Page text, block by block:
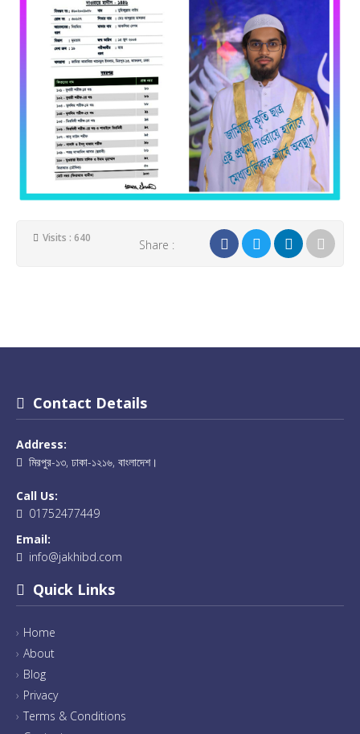
Visits : 640 Share :
Contact Details
Address:
মিরপুর-১৩, ঢাকা-১২১৬, বাংলাদেশ।
Call Us:
01752477449
Email:
info@jakhibd.com
Quick Links
Home
About
Blog
Privacy
Terms & Conditions